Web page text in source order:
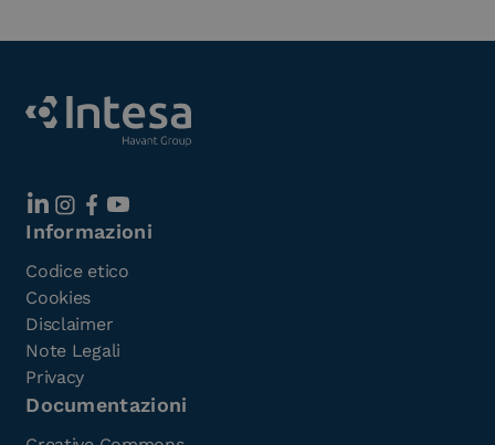
Informazioni
Codice etico
Cookies
Disclaimer
Note Legali
Privacy
Documentazioni